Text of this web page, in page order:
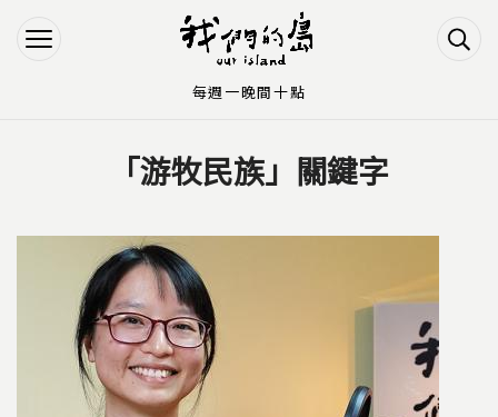
Jump to Navigation
Jump to Main content
「游牧民族」關鍵字
每週一晚間十點